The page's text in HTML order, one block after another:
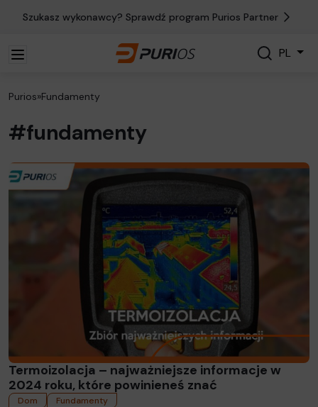
Szukasz wykonawcy? Sprawdź program Purios Partner
PL
Purios»Fundamenty
#fundamenty
Termoizolacja – najważniejsze informacje w
2024 roku, które powinieneś znać
Dom Fundamenty
Czytaj więcej